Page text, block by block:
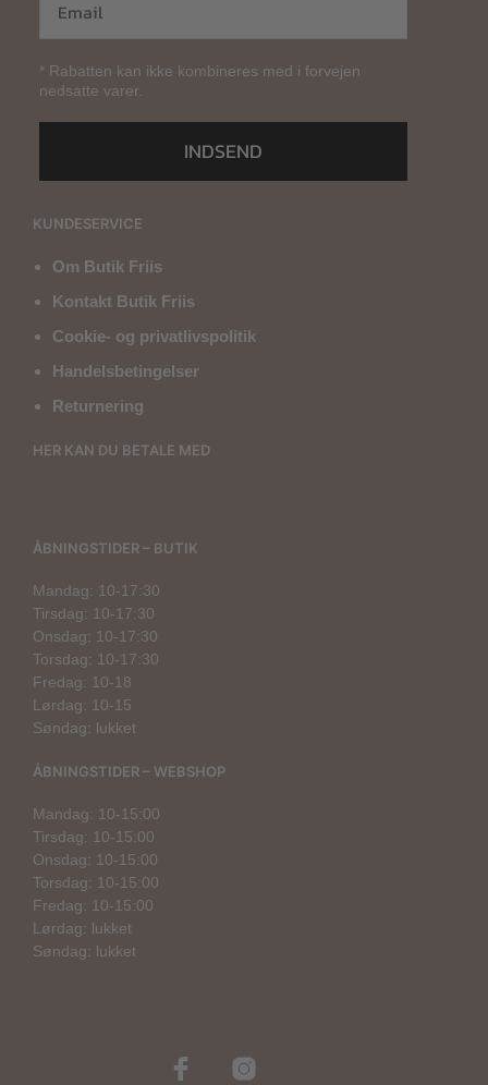
* Rabatten kan ikke kombineres med i forvejen
nedsatte varer.
INDSEND
KUNDESERVICE
Om Butik Friis
Kontakt Butik Friis
Cookie- og privatlivspolitik
Handelsbetingelser
Returnering
HER KAN DU BETALE MED
ÅBNINGSTIDER – BUTIK
Mandag: 10-17:30
Tirsdag: 10-17:30
Onsdag: 10-17:30
Torsdag: 10-17:30
Fredag: 10-18
Lørdag: 10-15
Søndag: lukket
ÅBNINGSTIDER – WEBSHOP
Mandag: 10-15:00
Tirsdag: 10-15:00
Onsdag: 10-15:00
Torsdag: 10-15:00
Fredag: 10-15:00
Lørdag: lukket
Søndag: lukket